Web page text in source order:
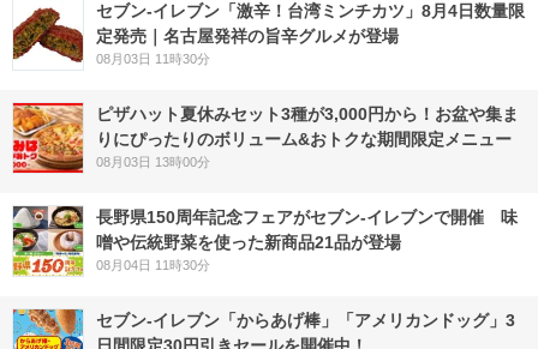
セブン-イレブン「激辛！台湾ミンチカツ」8月4日数量限
定発売｜名古屋発祥の旨辛グルメが登場
08月03日 11時30分
ピザハット夏休みセット3種が3,000円から！お盆や集ま
りにぴったりのボリューム&おトクな期間限定メニュー
08月03日 13時00分
長野県150周年記念フェアがセブン-イレブンで開催 味
噌や伝統野菜を使った新商品21品が登場
08月04日 11時30分
セブン‐イレブン「からあげ棒」「アメリカンドッグ」3